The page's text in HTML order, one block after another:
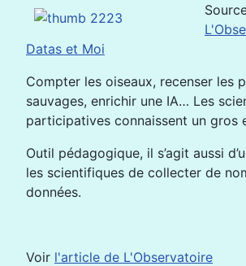
Datas et Moi
Compter les oiseaux, recenser les
sauvages, enrichir une IA… Les
participatives connaissent un gros
Outil pédagogique, il s’agit aussi
les scientifiques de collecter de
données.
Voir l'article de L'Observatoire